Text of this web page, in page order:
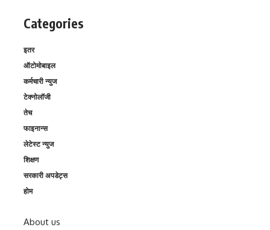
Categories
इतर
ऑटोमोबाइल
कर्मचारी न्युज
टेक्नोलॉजी
तेच
फाइनान्स
लेटेस्ट न्युज
शिक्षण
सरकारी अपडेट्स
होम
About us